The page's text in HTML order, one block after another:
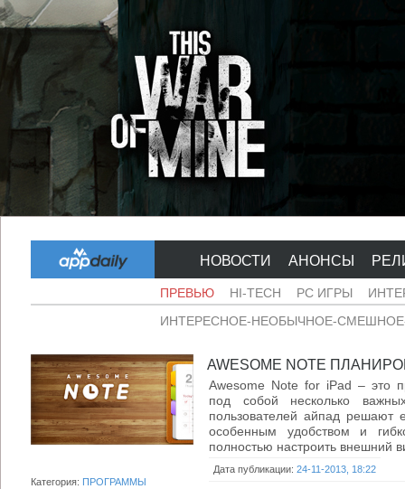
НОВОСТИ АНОНСЫ
ПРЕВЬЮ HI-TECH PC ИГРЫ
ИНТЕРЕСНОЕ-НЕОБЫЧНОЕ-
AWESOME NOTE
Awesome Note for iPad – это
под собой несколько
пользователей айпад решают
особенным удобством и
полностью настроить внешний
Дата публикации: 24-11-2013, 18:22
Категория: ПРОГРАММЫ